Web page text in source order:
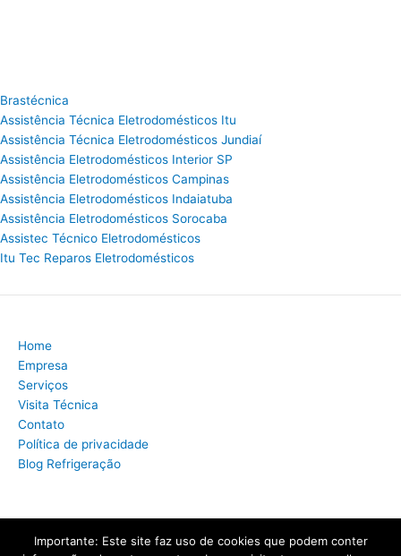
Brastécnica
Assistência Técnica Eletrodomésticos Itu
Assistência Técnica Eletrodomésticos Jundiaí
Assistência Eletrodomésticos Interior SP
Assistência Eletrodomésticos Campinas
Assistência Eletrodomésticos Indaiatuba
Assistência Eletrodomésticos Sorocaba
Assistec Técnico Eletrodomésticos
Itu Tec Reparos Eletrodomésticos
Home
Empresa
Serviços
Visita Técnica
Contato
Política de privacidade
Blog Refrigeração
Copyright © 2026 Assistência Técnica Refrigeração | Criado por:
Importante: Este site faz uso de cookies que podem conter